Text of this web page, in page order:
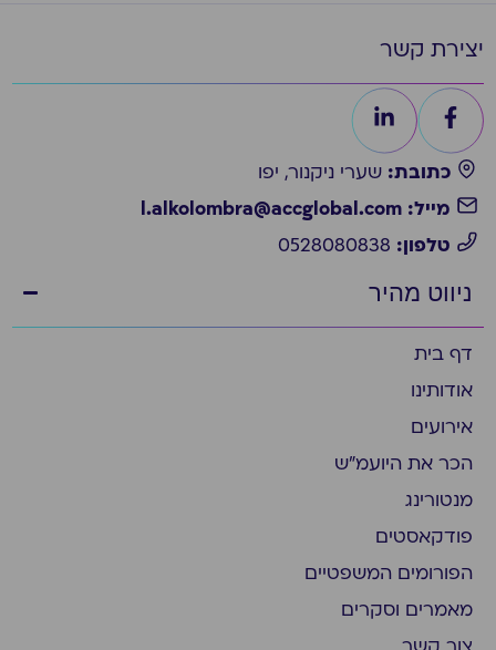
יצירת קשר
כתובת: שערי ניקנור, יפו
מייל: l.alkolombra@accglobal.com
טלפון:
ניווט מהיר
דף בית
אודותינו
אירועים
הכר את היועמ״ש
מנטורינג
פודקאסטים
הפורומים המשפטיים
מאמרים וסקרים